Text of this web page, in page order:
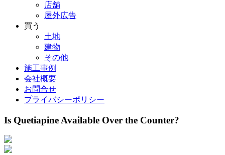
店舗
屋外広告
買う
土地
建物
その他
施工事例
会社概要
お問合せ
プライバシーポリシー
Is Quetiapine Available Over the Counter?